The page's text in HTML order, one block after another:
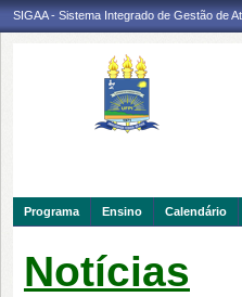
SIGAA - Sistema Integrado de Gestão de
Programa Ensino Calendário
Notícias